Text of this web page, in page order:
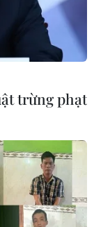
trừng phạt